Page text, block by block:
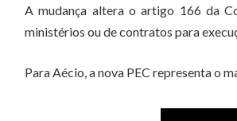
A mudança altera o artigo 166 da
ministérios ou de contratos para
Para Aécio, a nova PEC representa o